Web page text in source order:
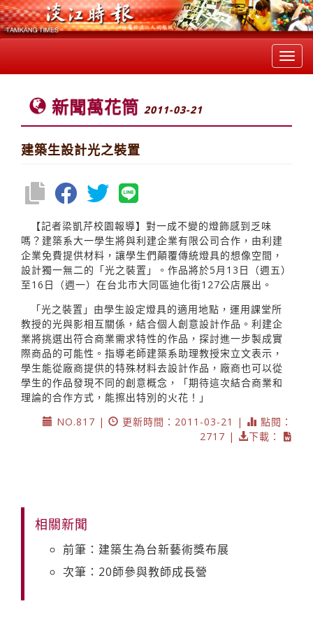
新聞萬花筒 2011-03-21
建築生設計光之裝置
【記者梁凱芹校園報導】對一成不變的燈飾感到乏味
嗎？建築系大一學生將與利建企業有限公司合作，由利建
企業免費提供材料，讓學生們顛覆傳統燈具的想像空間，
設計獨一無二的「光之裝置」。作品將於5月13日（週五）
至16日（週一）在台北市大同區迪化街127公店展出。
「光之裝置」由學生設定燈具的適用地點，運用課堂所
教授的光與影相互關係，結合個人創意設計作品。利建企
業將挑選出符合商業需求特性的作品，探討進一步製成實
際商品的可能性。指導老師建築系助理教授宋立文表示，
學生能從廠商提供的特殊材料去設計作品，廠商也可以從
學生的作品發現不同的創意概念，「期待這次結合商業和
理論的合作方式，能擦出特別的火花！」
NO.817 |
更新時間：2011-03-21 |
點閱：
2717 |
下載：
相關新聞
前筆：建築生為台新藝術獎布展
次筆：20師參與教師成長營